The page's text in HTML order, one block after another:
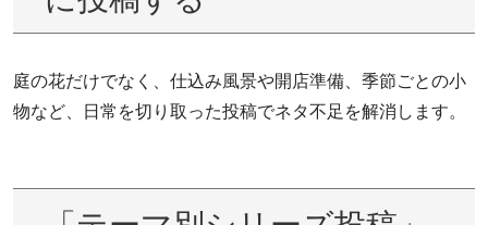
庭の花だけでなく、仕込み風景や開店準備、季節ごとの小
物など、日常を切り取った投稿でネタ不足を解消します。